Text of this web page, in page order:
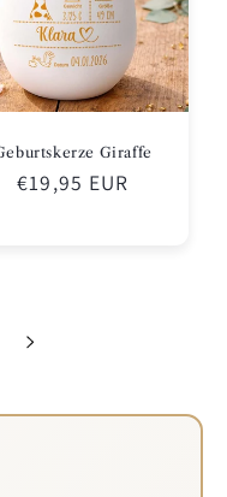
Giraffe
Normaler
€19,95 EUR